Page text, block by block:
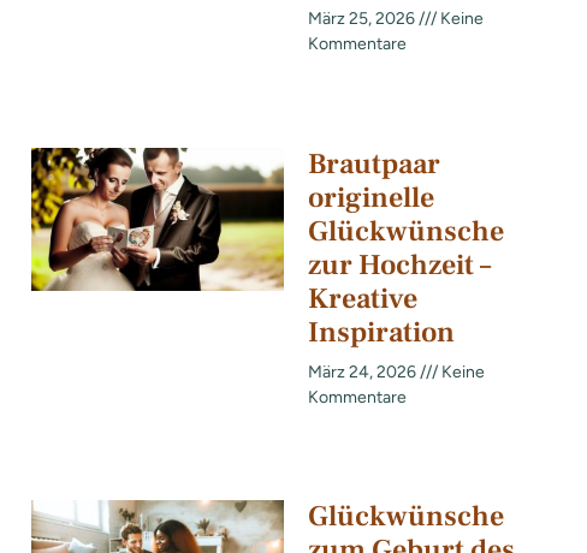
März 25, 2026
Keine
Kommentare
Brautpaar
originelle
Glückwünsche
zur Hochzeit –
Kreative
Inspiration
März 24, 2026
Keine
Kommentare
Glückwünsche